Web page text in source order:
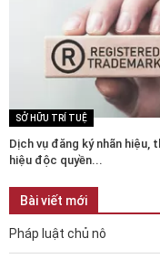
SỞ HỮU TRÍ TUỆ
Dịch vụ đăng ký nhãn hiệu,
hiệu độc quyền...
Bài viết mới
Pháp luật chủ nô